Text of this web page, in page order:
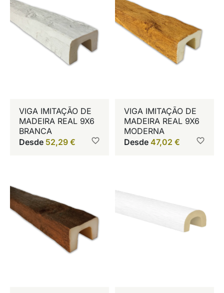
VIGA IMITAÇÃO DE
MADEIRA REAL 9X6
BRANCA
Desde 52,29 €
VIGA IMITAÇÃO DE
MADEIRA REAL 9X6
MODERNA
Desde 47,02 €